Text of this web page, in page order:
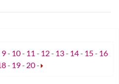
9- 10- 11 - 12- 13- 14- 15- 16
- 19- 20-